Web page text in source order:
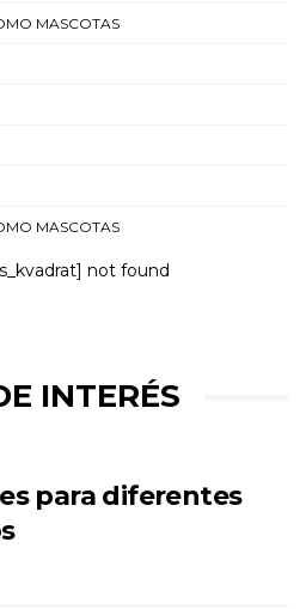
MASCOTAS
MASCOTAS
not found
INTERÉS
para diferentes